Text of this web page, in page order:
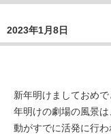
2023年1月8日
新年明けましておめで
年明けの劇場の風景
動がすでに活発に行